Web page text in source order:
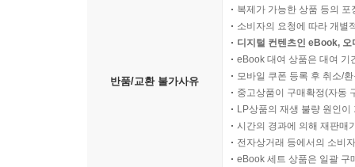
반품/교환 불가사유
복제가 가능한 상품 등의
소비자의 요청에 따라 개별
디지털 컨텐츠인 eBook,
eBook 대여 상품은 대여 기
모바일 쿠폰 등록 후 취소/
중고상품이 구매확정(자동
LP상품의 재생 불량 원인
시간의 경과에 의해 재판매
전자상거래 등에서의 소비
eBook 세트 상품은 일괄 구